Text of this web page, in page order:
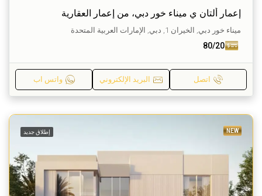
إعمار ألتان ي ميناء خور دبي، من إعمار العقارية
ميناء خور دبي, الخيران 1, دبي, الإمارات العربية المتحدة
80/20
اتصل البريد الإلكتروني واتس اب
NEW إطلاق جديد